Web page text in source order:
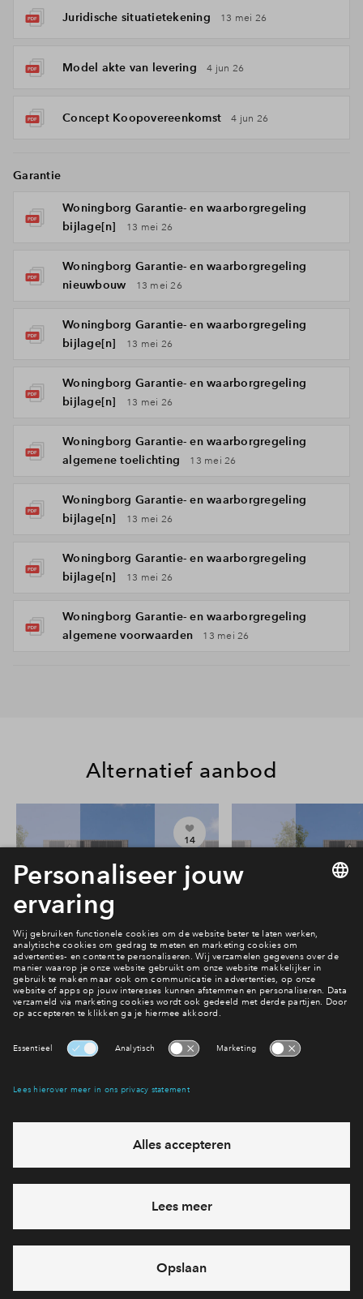
Juridische situatietekening 13 mei 26
Model akte van levering 4 jun 26
Concept Koopovereenkomst 4 jun 26
Garantie
Woningborg Garantie- en waarborgregeling
bijlage[n]
13 mei 26
Woningborg Garantie- en waarborgregeling
nieuwbouw
13 mei 26
Woningborg Garantie- en waarborgregeling
bijlage[n]
13 mei 26
Woningborg Garantie- en waarborgregeling
bijlage[n]
13 mei 26
Woningborg Garantie- en waarborgregeling
algemene toelichting
13 mei 26
Woningborg Garantie- en waarborgregeling
bijlage[n]
13 mei 26
Woningborg Garantie- en waarborgregeling
bijlage[n]
13 mei 26
Woningborg Garantie- en waarborgregeling
algemene voorwaarden
13 mei 26
Alternatief aanbod
14
#004
In optie
2 onder 1 kapwoning type
Victoria #004
Park Vredenburgh
#003
2 onder 1
Victoria
Park
Interesse? Meld je dan snel aan